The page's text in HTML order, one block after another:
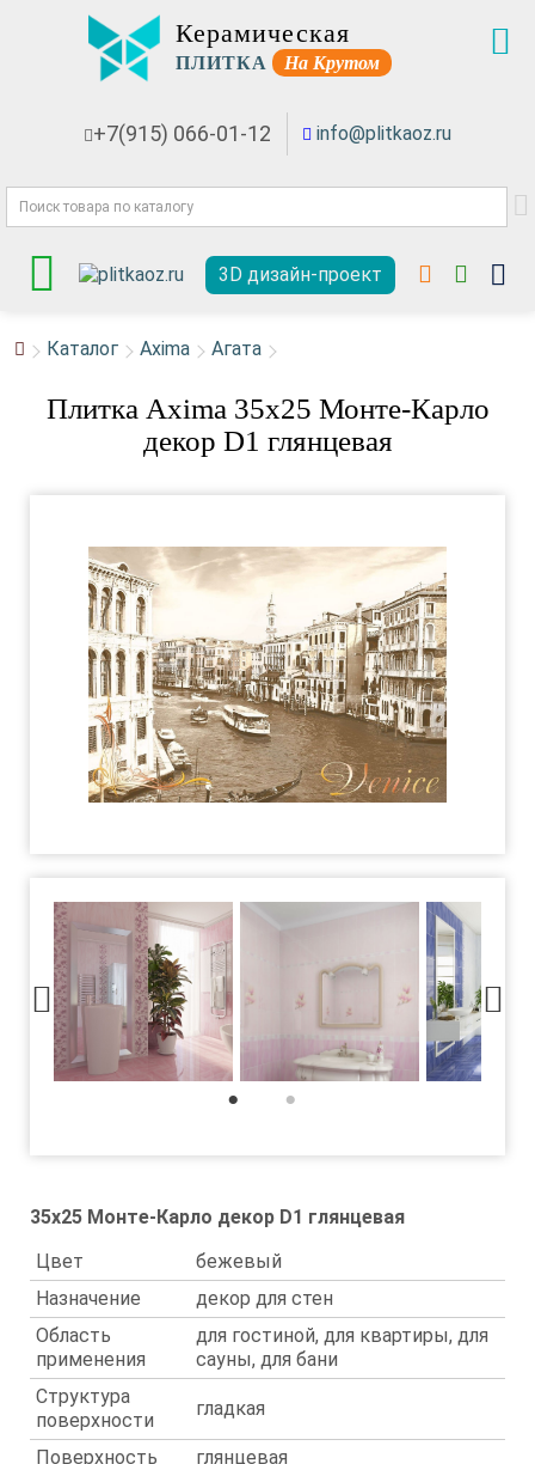
Керамическая
ПЛИТКА На Крутом
+7(915) 066-01-12 info@plitkaoz.ru
3D дизайн-проект
Каталог Axima Агата
Плитка Axima 35x25 Монте-Карло
декор D1 глянцевая
35x25 Монте-Карло декор D1 глянцевая
Цвет
бежевый
Назначение
декор для стен
Область
применения
для гостиной, для квартиры, для
сауны, для бани
Структура
поверхности
гладкая
Поверхность глянцевая